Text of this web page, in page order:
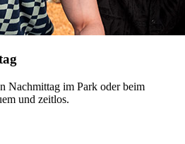
Nachmittag im Park oder beim
und zeitlos.